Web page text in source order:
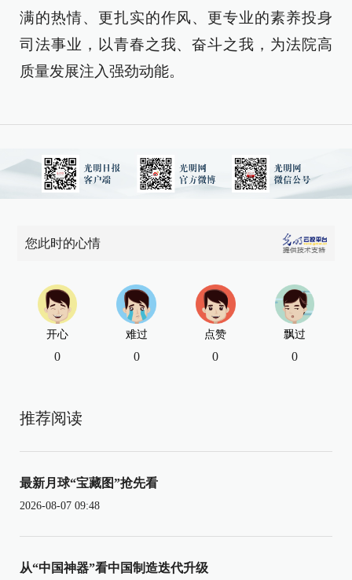
满的热情、更扎实的作风、更专业的素养投身
司法事业，以青春之我、奋斗之我，为法院高
质量发展注入强劲动能。
您此时的心情
开心
0
难过
0
点赞
0
飘过
0
推荐阅读
最新月球“宝藏图”抢先看
2026-08-07 09:48
从“中国神器”看中国制造迭代升级